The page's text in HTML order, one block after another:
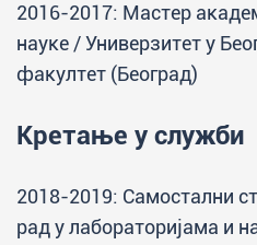
2016-2017: Мастер
науке / Универзитет у
факултет (Београд)
Кретање у служби
2018-2019: Самостални
рад у лабораторијама и